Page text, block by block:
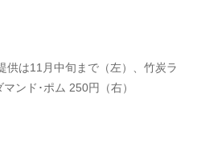
は11月中旬まで（左）、竹炭ラ
ンド･ポム 250円（右）